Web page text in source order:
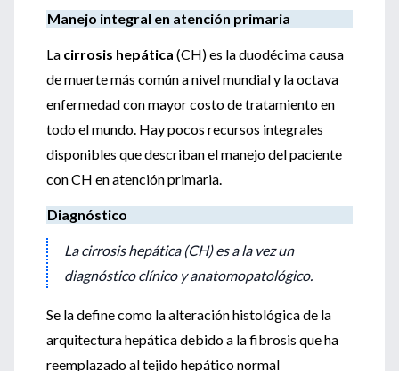
Manejo integral en atención primaria
La cirrosis hepática (CH) es la duodécima causa
de muerte más común a nivel mundial y la octava
enfermedad con mayor costo de tratamiento en
todo el mundo. Hay pocos recursos integrales
disponibles que describan el manejo del paciente
con CH en atención primaria.
Diagnóstico
La cirrosis hepática (CH) es a la vez un
diagnóstico clínico y anatomopatológico.
Se la define como la alteración histológica de la
arquitectura hepática debido a la fibrosis que ha
reemplazado al tejido hepático normal